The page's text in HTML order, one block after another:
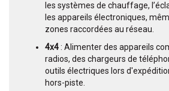
les systèmes de chauffage,
les appareils électroniques,
zones raccordées au réseau.
4x4: Alimenter des appareils
radios, des chargeurs de
outils électriques lors
hors-piste.